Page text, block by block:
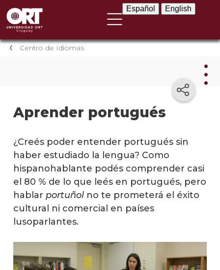
Español English
Centro de Idiomas
Aprender portugués
¿Creés poder entender portugués sin
haber estudiado la lengua? Como
hispanohablante podés comprender casi
el 80 % de lo que leés en portugués, pero
hablar portuñolno te prometerá el éxito
cultural ni comercial en países
lusoparlantes.